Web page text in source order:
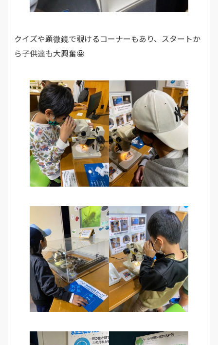
クイズや顕微鏡で覗けるコーナーもあり、スタートか
ら子供達も大興奮🤩